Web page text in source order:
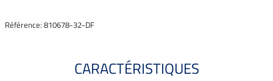
Référence: 810678-32-DF
CARACTÉRISTIQUES